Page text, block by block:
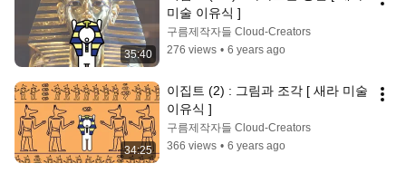
35:40
미술 이유식 ]
구름제작자들 Cloud-Creators
276 views • 6 years ago
34:25
이집트 (2) : 그림과 조각 [ 새라 미술
이유식 ]
구름제작자들 Cloud-Creators
366 views • 6 years ago